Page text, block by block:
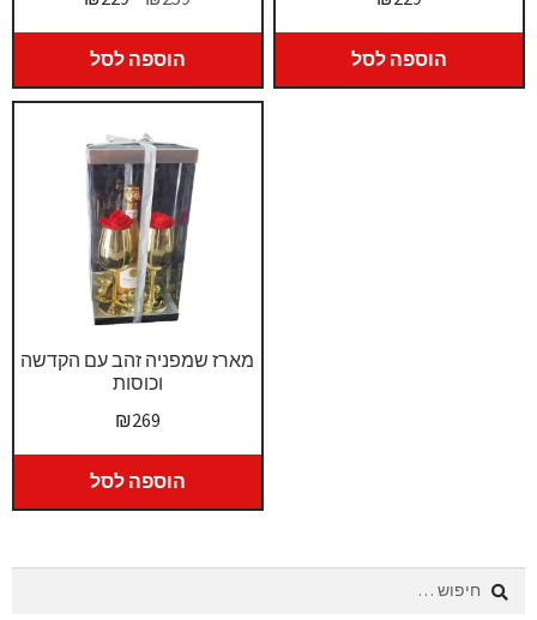
היה:
₪259.
₪229.
הוספה לסל הוספה לסל
מארז שמפניה זהב עם הקדשה
וכוסות
₪269
הוספה לסל
חיפוש: